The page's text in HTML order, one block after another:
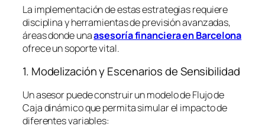
La implementación de estas estrategias requiere
disciplina y herramientas de previsión avanzadas,
áreas donde unaasesoría financiera en Barcelona
ofrece un soporte vital.
1. Modelización y Escenarios de Sensibilidad
Un asesor puede construir un modelo de Flujo de
Caja dinámico que permita simular el impacto de
diferentes variables: